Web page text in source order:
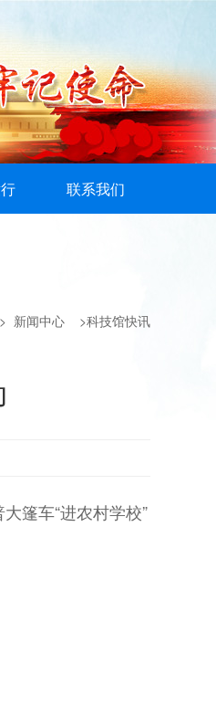
联系我们
> 新闻中心 >科技馆快讯
篷车“进农村学校”